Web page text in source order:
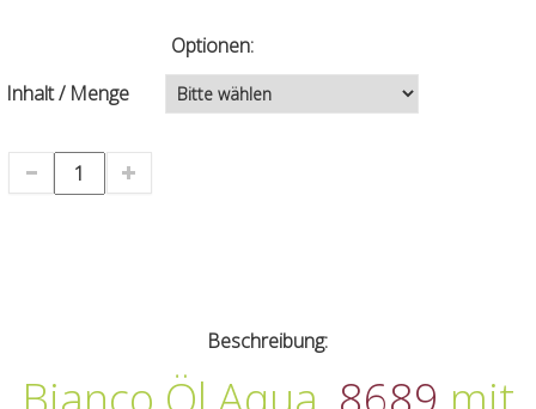
Optionen:
Inhalt / Menge
Beschreibung: